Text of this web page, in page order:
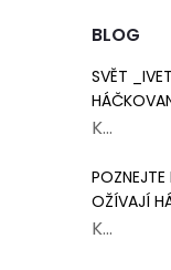
BLOG
SVĚT
K...
OŽÍVAJÍ
K...